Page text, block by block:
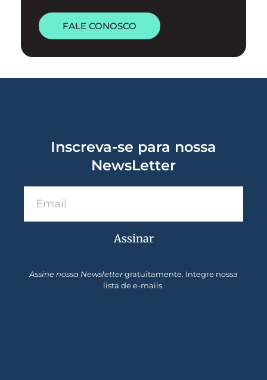
FALE CONOSCO
Inscreva-se para nossa
NewsLetter
Assinar
Assine nossa Newslettergratuitamente. Integre nossa
lista de e-mails.